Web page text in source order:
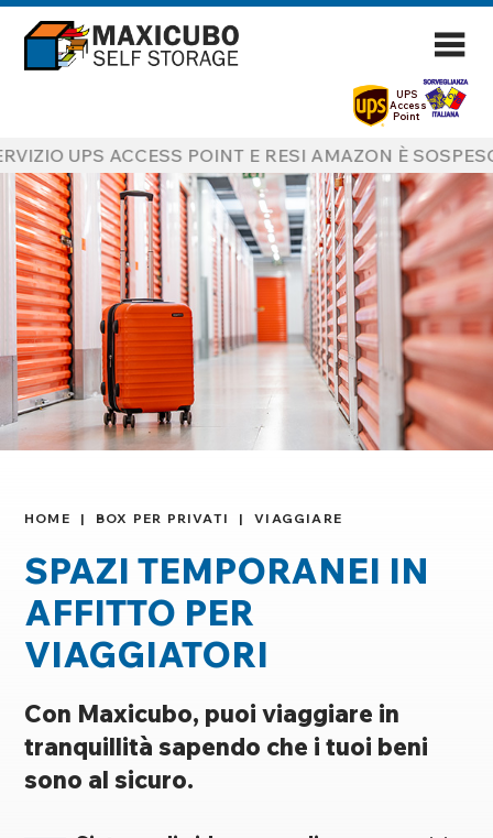
UPS
Access
Point
UPS ACCESS POINT E RESI AMAZON È
HOME BOX PER PRIVATI VIAGGIARE
SPAZI TEMPORANEI IN
AFFITTO PER
VIAGGIATORI
Con Maxicubo, puoi viaggiare in
tranquillità sapendo che i tuoi beni
sono al sicuro.